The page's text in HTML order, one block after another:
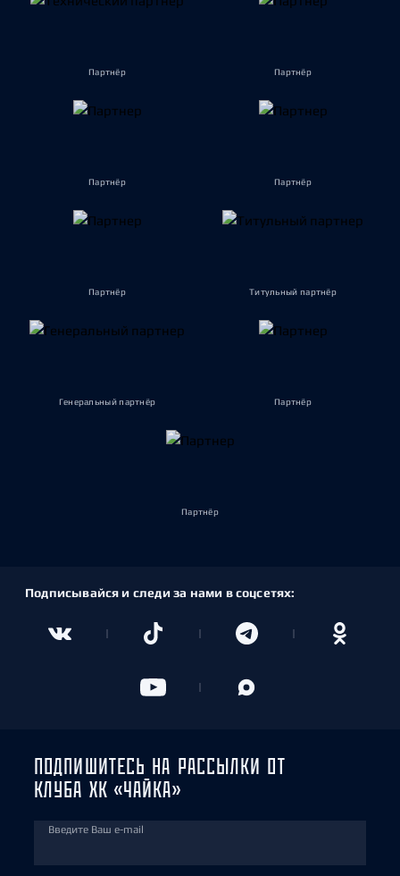
Партнёр Партнёр
Партнёр Партнёр
Партнёр Титульный партнёр
Генеральный партнёр Партнёр
Партнёр
Подписывайся и следи за нами в соцсетях:
ПОДПИШИТЕСЬ НА РАССЫЛКИ ОТ
КЛУБА ХК «ЧАЙКА»
Введите Ваш e-mail